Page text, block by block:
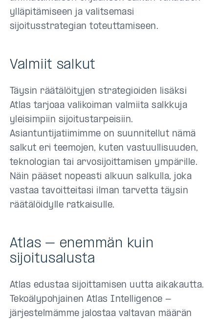
ylläpitämiseen ja valitsemasi
sijoitusstrategian toteuttamiseen.
Valmiit salkut
Täysin räätälöityjen strategioiden lisäksi
Atlas tarjoaa valikoiman valmiita salkkuja
yleisimpiin sijoitustarpeisiin.
Asiantuntijatiimimme on suunnitellut nämä
salkut eri teemojen, kuten vastuullisuuden,
teknologian tai arvosijoittamisen ympärille.
Näin pääset nopeasti alkuun salkulla, joka
vastaa tavoitteitasi ilman tarvetta täysin
räätälöidylle ratkaisulle.
Atlas – enemmän kuin
sijoitusalusta
Atlas edustaa sijoittamisen uutta aikakautta.
Tekoälypohjainen Atlas Intelligence -
järjestelmämme jalostaa valtavan määrän